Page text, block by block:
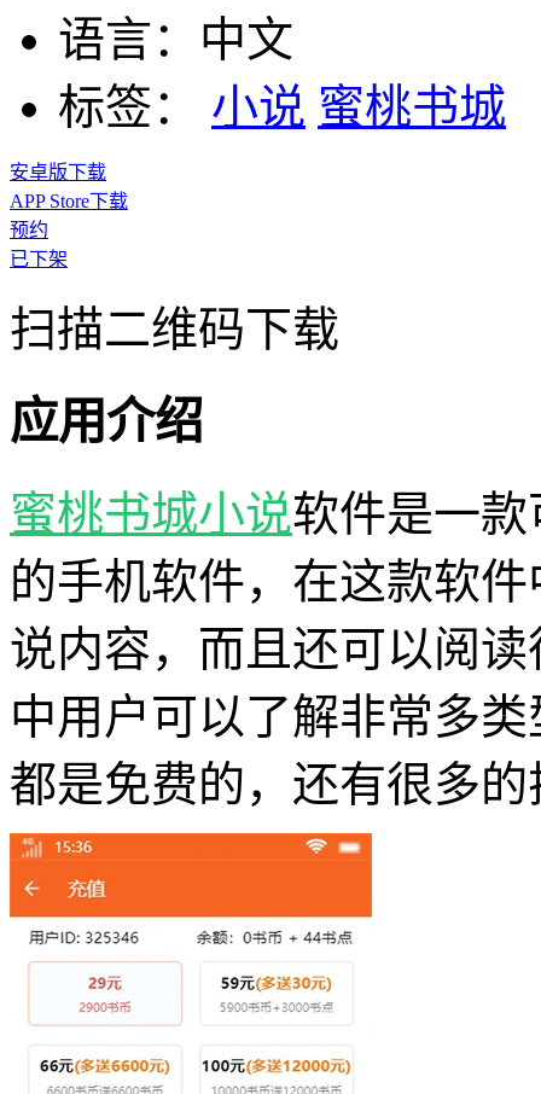
语言： 中文
标签：
小说 蜜桃书城
安卓版下载
APP Store下载
预约
已下架
扫描二维码下载
应用介绍
蜜桃书城小说软件是一
的手机软件，在这款软
说内容，而且还可以阅
中用户可以了解非常多
都是免费的，还有很多